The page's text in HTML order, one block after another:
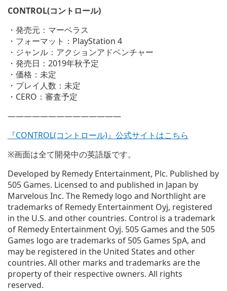
CONTROL(コントロール)
・発売元：マーベラス
・フォーマット：PlayStation 4
・ジャンル：アクションアドベンチャー
・発売日：2019年秋予定
・価格：未定
・プレイ人数：未定
・CERO：審査予定
——————————————
『CONTROL(コントロール)』公式サイトはこちら
※画面は全て開発中の英語版です。
Developed by Remedy Entertainment, Plc. Published by
505 Games. Licensed to and published in Japan by
Marvelous Inc. The Remedy logo and Northlight are
trademarks of Remedy Entertainment Oyj, registered
in the U.S. and other countries. Control is a trademark
of Remedy Entertainment Oyj. 505 Games and the 505
Games logo are trademarks of 505 Games SpA, and
may be registered in the United States and other
countries. All other marks and trademarks are the
property of their respective owners. All rights
reserved.